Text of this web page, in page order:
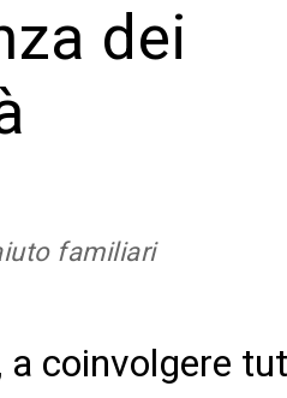
dei
familiari
a coinvolgere